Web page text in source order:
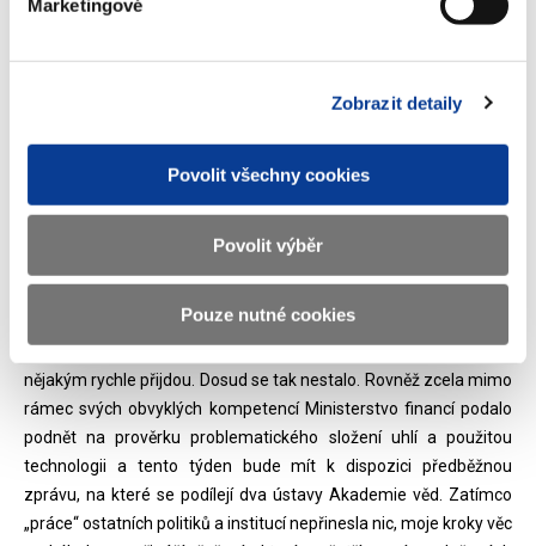
Marketingové
Zobrazit detaily
Povolit všechny cookies
Povolit výběr
Pouze nutné cookies
Exportní a garanční pojišťovací společnosti (EGAP). Tyto instituce
přestože by měly být první, kdo přijde s jasným návrhem řešení,
který budou také připraveny zrealizovat. Páral tvrdí, že jsem
hloubali a řečnili, aniž by se blížili jakémukoliv řešení, já jsem
jednal. Jako správce peněz daňových poplatníků, které by v
případě krachu Adularye vyletěly oknem, jsem rychle vyslal do
Turecka své vyjednavače, aby zmapovali situaci. Povedlo se při
domluvili se s ní na oboustranně přijatelném scénáři. Že ten
scénář ČEB a EGAP nevyhovuje? Ať přijdou s jiným, ale ať s
nějakým rychle přijdou. Dosud se tak nestalo. Rovněž zcela mimo
rámec svých obvyklých kompetencí Ministerstvo financí podalo
podnět na prověrku problematického složení uhlí a použitou
technologii a tento týden bude mít k dispozici předběžnou
zprávu, na které se podílejí dva ústavy Akademie věd. Zatímco
„práce“ ostatních politiků a institucí nepřinesla nic, moje kroky věc